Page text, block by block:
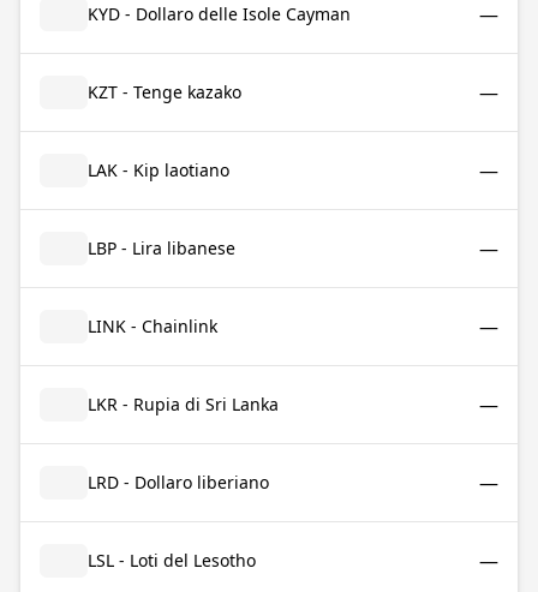
KYD - Dollaro delle Isole Cayman —
KZT - Tenge kazako —
LAK - Kip laotiano —
LBP - Lira libanese —
LINK - Chainlink —
LKR - Rupia di Sri Lanka —
LRD - Dollaro liberiano —
LSL - Loti del Lesotho —